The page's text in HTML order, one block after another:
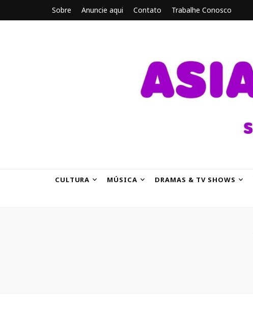
Sobre Anuncie aqui Contato Trabalhe Conosco
CULTURA MÚSICA DRAMAS & TV SHOWS